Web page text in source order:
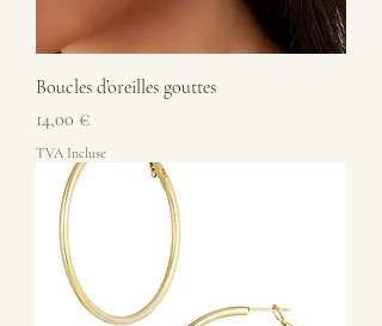
Boucles d’oreilles gouttes
Prix
14,00 €
TVA Incluse